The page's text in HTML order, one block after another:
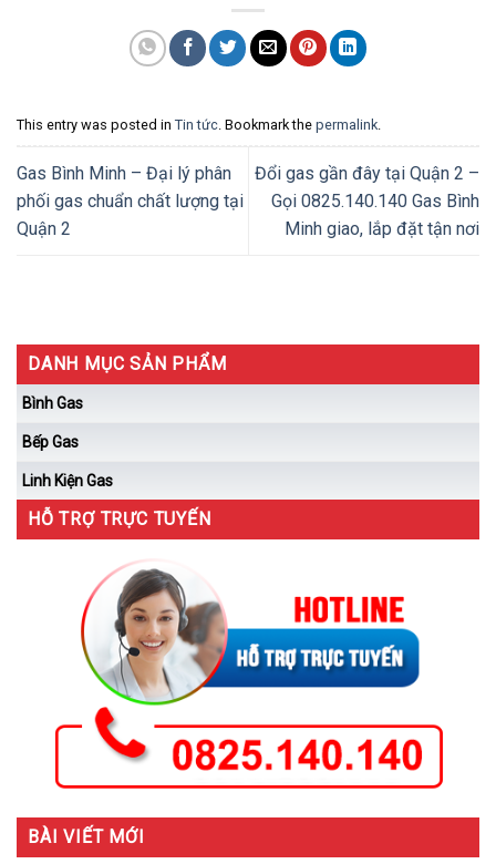
This entry was posted in Tin tức. Bookmark the permalink.
Gas Bình Minh – Đại lý phân
phối gas chuẩn chất lượng tại
Quận 2
Đổi gas gần đây tại Quận 2 –
Gọi 0825.140.140 Gas Bình
Minh giao, lắp đặt tận nơi
DANH MỤC SẢN PHẨM
Bình Gas
Bếp Gas
Linh Kiện Gas
HỖ TRỢ TRỰC TUYẾN
BÀI VIẾT MỚI